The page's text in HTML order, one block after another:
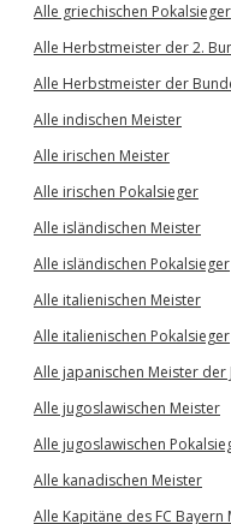
Alle griechischen Pokalsieger
Alle Herbstmeister der 2.
Alle Herbstmeister der
Alle indischen Meister
Alle irischen Meister
Alle irischen Pokalsieger
Alle isländischen Meister
Alle isländischen Pokalsieger
Alle italienischen Meister
Alle italienischen Pokalsieger
Alle japanischen Meister der
Alle jugoslawischen Meister
Alle jugoslawischen
Alle kanadischen Meister
Alle Kapitäne des FC